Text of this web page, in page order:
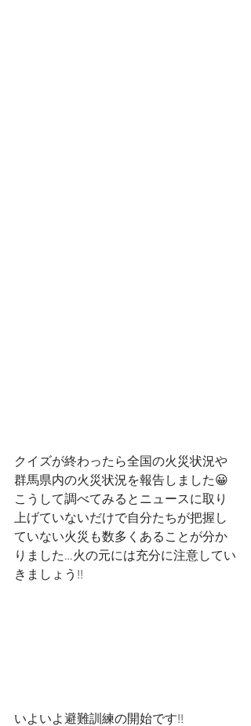
クイズが終わったら全国の火災状況や
群馬県内の火災状況を報告しました😀
こうして調べてみるとニュースに取り
上げていないだけで自分たちが把握し
ていない火災も数多くあることが分か
りました…火の元には充分に注意してい
きましょう!!
いよいよ避難訓練の開始です!!